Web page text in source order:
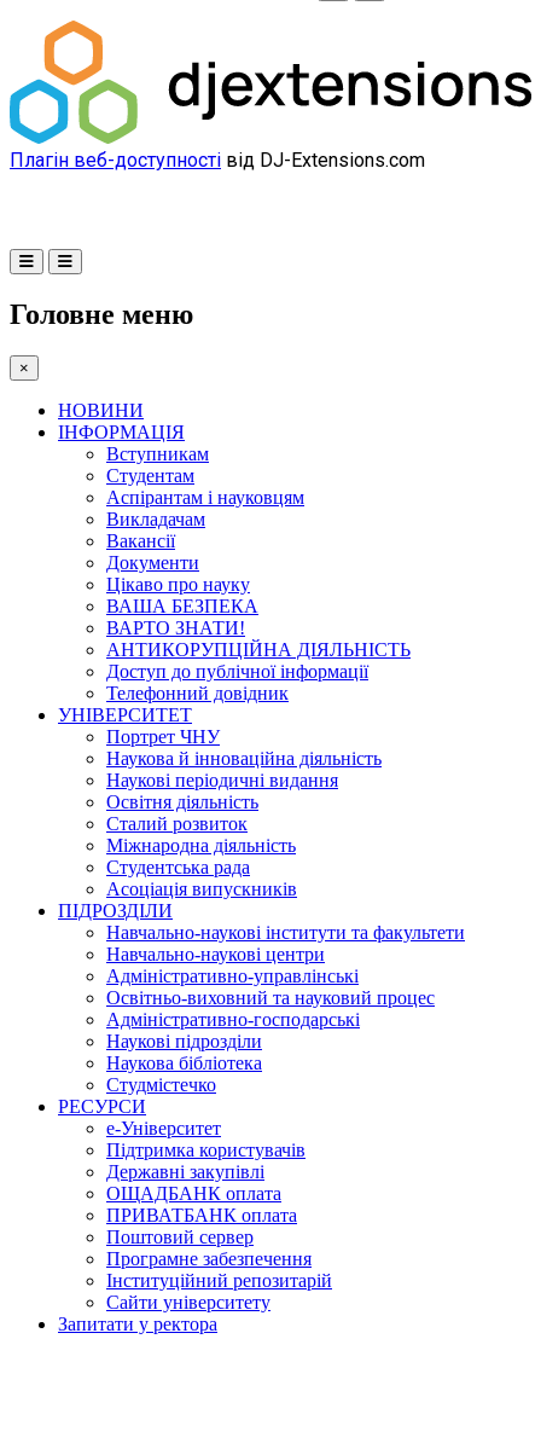
Плагін веб-доступності від DJ-Extensions.com
Головне меню
×
НОВИНИ
ІНФОРМАЦІЯ
Вступникам
Студентам
Аспірантам і науковцям
Викладачам
Вакансії
Документи
Цікаво про науку
ВАША БЕЗПЕКА
ВАРТО ЗНАТИ!
АНТИКОРУПЦІЙНА ДІЯЛЬНІСТЬ
Доступ до публічної інформації
Телефонний довідник
УНІВЕРСИТЕТ
Портрет ЧНУ
Наукова й інноваційна діяльність
Наукові періодичні видання
Освітня діяльність
Сталий розвиток
Міжнародна діяльність
Студентська рада
Асоціація випускників
ПІДРОЗДІЛИ
Навчально-наукові інститути та факультети
Навчально-наукові центри
Адміністративно-управлінські
Освітньо-виховний та науковий процес
Адміністративно-господарські
Наукові підрозділи
Наукова бібліотека
Студмістечко
РЕСУРСИ
е-Університет
Підтримка користувачів
Державні закупівлі
ОЩАДБАНК оплата
ПРИВАТБАНК оплата
Поштовий сервер
Програмне забезпечення
Інституційний репозитарій
Сайти університету
Запитати у ректора